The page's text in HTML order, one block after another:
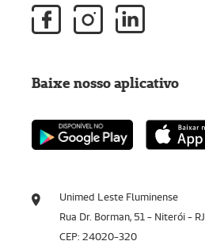
Unimed Leste Fluminense
Rua Dr. Borman, 51 - Niterói - RJ
CEP: 24020-320
Baixe nosso aplicativo